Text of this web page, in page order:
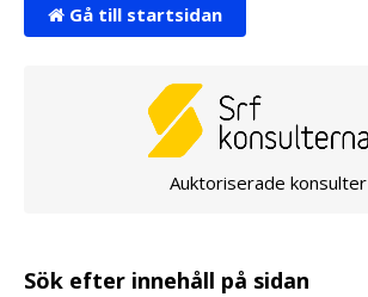
Gå till startsidan
Auktoriserade konsulter
Sök efter innehåll på sidan